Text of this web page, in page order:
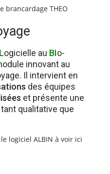
brancardage THEO
Logicielle au BIo-
innovant au
Il intervient en
des équipes
et présente une
qualitative que
logiciel ALBIN à voir ici